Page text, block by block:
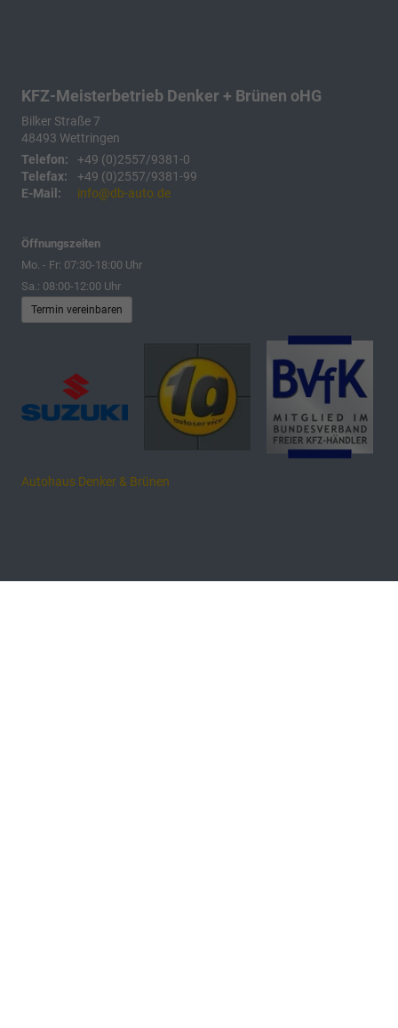
KFZ-Meisterbetrieb Denker + Brünen oHG
Bilker Straße 7
48493 Wettringen
Telefon:
+49 (0)2557/9381-0
Telefax:
+49 (0)2557/9381-99
E-Mail:
info@db-auto.de
Öffnungszeiten
Mo. - Fr: 07:30-18:00 Uhr
Sa.: 08:00-12:00 Uhr
Termin vereinbaren
Autohaus Denker & Brünen